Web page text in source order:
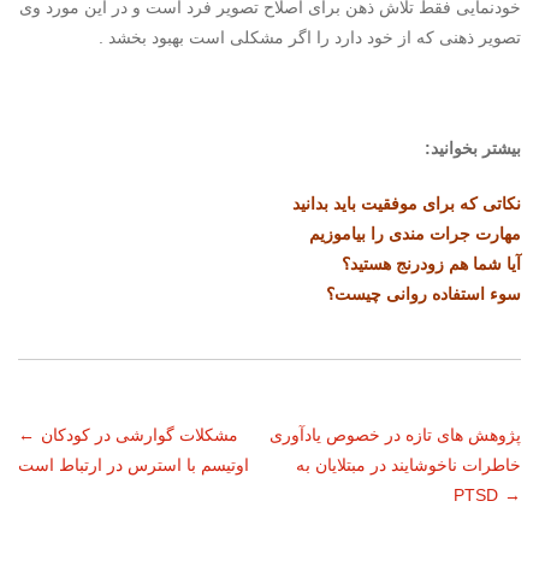
خودنمایی فقط تلاش ذهن برای اصلاح تصویر فرد است و در این مورد وی
تصویر ذهنی که از خود دارد را اگر مشکلی است بهبود بخشد .
بیشتر بخوانید:
نکاتی که برای موفقیت باید بدانید
مهارت جرات مندی را بیاموزیم
آیا شما هم زودرنج هستید؟
سوء استفاده روانی چیست؟
ناوبری
نوشته
← مشکلات گوارشی در کودکان
اوتیسم با استرس در ارتباط است
پژوهش های تازه در خصوص یادآوری
خاطرات ناخوشایند در مبتلایان به
PTSD →